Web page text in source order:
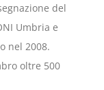
del
Umbria e
nel 2008.
oltre 500